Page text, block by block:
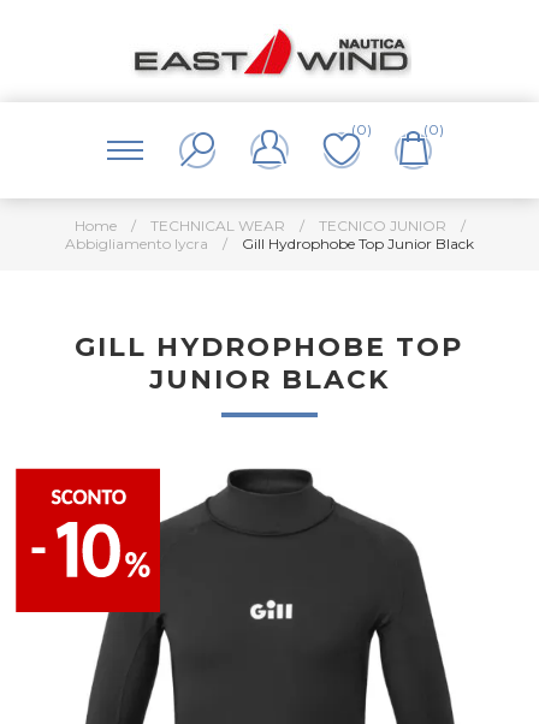
(0) (0)
Home / TECHNICAL WEAR / TECNICO JUNIOR
/
Abbigliamento lycra
/ Gill Hydrophobe Top Junior Black
GILL HYDROPHOBE TOP
JUNIOR BLACK